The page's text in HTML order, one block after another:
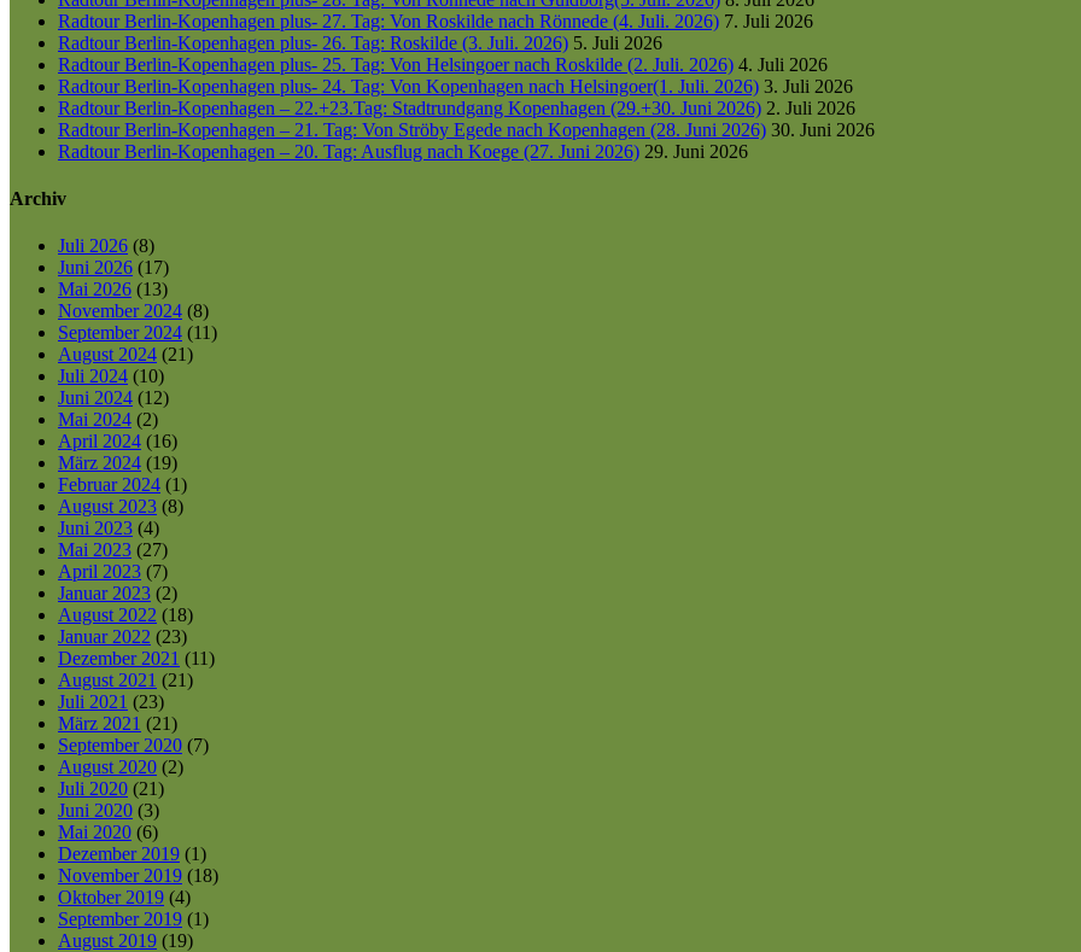
Radtour Berlin-Kopenhagen plus- 27. Tag: Von Roskilde nach Rönnede (4. Juli. 2026) 7. Juli 2026
Radtour Berlin-Kopenhagen plus- 26. Tag: Roskilde (3. Juli. 2026) 5. Juli 2026
Radtour Berlin-Kopenhagen plus- 25. Tag: Von Helsingoer nach Roskilde (2. Juli. 2026) 4. Juli 2026
Radtour Berlin-Kopenhagen plus- 24. Tag: Von Kopenhagen nach Helsingoer(1. Juli. 2026) 3. Juli 2026
Radtour Berlin-Kopenhagen – 22.+23.Tag: Stadtrundgang Kopenhagen (29.+30. Juni 2026) 2. Juli 2026
Radtour Berlin-Kopenhagen – 21. Tag: Von Ströby Egede nach Kopenhagen (28. Juni 2026) 30. Juni 2026
Radtour Berlin-Kopenhagen – 20. Tag: Ausflug nach Koege (27. Juni 2026) 29. Juni 2026
Archiv
Juli 2026 (8)
Juni 2026 (17)
Mai 2026 (13)
November 2024 (8)
September 2024 (11)
August 2024 (21)
Juli 2024 (10)
Juni 2024 (12)
Mai 2024 (2)
April 2024 (16)
März 2024 (19)
Februar 2024 (1)
August 2023 (8)
Juni 2023 (4)
Mai 2023 (27)
April 2023 (7)
Januar 2023 (2)
August 2022 (18)
Januar 2022 (23)
Dezember 2021 (11)
August 2021 (21)
Juli 2021 (23)
März 2021 (21)
September 2020 (7)
August 2020 (2)
Juli 2020 (21)
Juni 2020 (3)
Mai 2020 (6)
Dezember 2019 (1)
November 2019 (18)
Oktober 2019 (4)
September 2019 (1)
August 2019 (19)